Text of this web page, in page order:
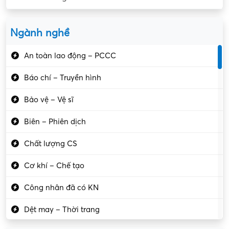
Ngành nghề
An toàn lao động – PCCC
Báo chí – Truyền hình
Bảo vệ – Vệ sĩ
Biên – Phiên dịch
Chất lượng CS
Cơ khí – Chế tạo
Công nhân đã có KN
Dệt may – Thời trang